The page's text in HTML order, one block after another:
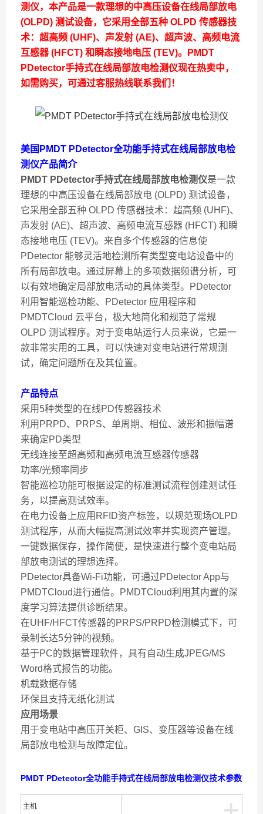
测仪，本产品是一款理想的中高压设备在线局部放电
(OLPD) 测试设备，它采用全部五种 OLPD 传感器技
术：超高频 (UHF)、声发射 (AE)、超声波、高频电流
互感器 (HFCT) 和瞬态接地电压 (TEV)。
PMDT
PDetector手持式在线局部放电检测仪现在热卖中，
如需购买，可通过客服热线联系我们！
美国PMDT PDetector全功能手持式在线局部放电检
测仪产品简介
PMDT PDetector手持式在线局部放电检测仪是一款
理想的中高压设备在线局部放电 (OLPD) 测试设备，
它采用全部五种 OLPD 传感器技术：超高频 (UHF)、
声发射 (AE)、超声波、高频电流互感器 (HFCT) 和瞬
态接地电压 (TEV)。来自多个传感器的信息使
PDetector 能够灵活地检测所有类型变电站设备中的
所有局部放电。通过屏幕上的多项数据频谱分析，可
以有效地确定局部放电活动的具体类型。PDetector
利用智能巡检功能、PDetector 应用程序和
PMDTCloud 云平台，极大地简化和规范了常规
OLPD 测试程序。对于变电站运行人员来说，它是一
款非常实用的工具，可以快速对变电站进行常规测
试，确定问题所在及其位置。
产品特点
采用5种类型的在线PD传感器技术
利用PRPD、PRPS、单周期、相位、波形和振幅谱
来确定PD类型
无线连接至超高频和高频电流互感器传感器
功率/光频率同步
智能巡检功能可根据设定的标准测试流程创建测试任
务，以提高测试效率。
在电力设备上应用RFID资产标签，以规范现场OLPD
测试程序，从而大幅提高测试效率并实现资产管理。
一键数据保存，操作简便，是快速进行整个变电站局
部放电测试的理想选择。
PDetector具备Wi-Fi功能，可通过PDetector App与
PMDTCloud进行通信。PMDTCloud利用其内置的深
度学习算法提供诊断结果。
在UHF/HFCT传感器的PRPS/PRPD检测模式下，可
录制长达5分钟的视频。
基于PC的数据管理软件，具有自动生成JPEG/MS
Word格式报告的功能。
机载数据存储
环保且支持无纸化测试
应用场景
用于变电站中高压开关柜、GIS、变压器等设备在线
局部放电检测与故障定位。
PMDT PDetector全功能手持式在线局部放电检测仪技术参数
主机